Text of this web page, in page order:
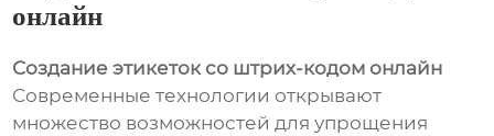
онлайн
Создание этикеток со штрих-кодом онлайн
Современные технологии открывают
множество возможностей для упрощения